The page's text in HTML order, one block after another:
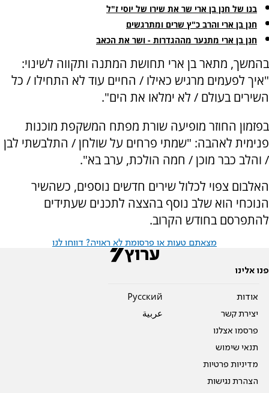
בנו של חנן בן ארי שר את שירו של יוסי ז"ל
חנן בן ארי והרב כ"ץ שרים ומתרגשים
חנן בן ארי מתנער מההגדרות - ושר את הכאב
בהמשך, מתאר בן ארי תחושת המתנה ותקווה לשינוי:
"איך לפעמים מרגיש כאילו / החיים עוד לא התחילו / כל
השירים בעולם / לא ימלאו את הים".
בפזמון החוזר מופיעה שורת מפתח המשקפת מוכנות
פנימית לאהבה: "שמתי פרחים על שולחן / התלבשתי לבן
/ והלב כבר מוכן / חמה הולכת, ערב בא".
האלבום צפוי לכלול שירים חדשים נוספים, כשהשיר
הנוכחי הוא שלב נוסף בהצצה לתכנים שעתידים
להתפרסם בחודש הקרוב.
מצאתם טעות או פרסומת לא ראויה? דווחו לנו
פנו אלינו
אודות
יצירת קשר
פרסמו אצלנו
תנאי שימוש
מדיניות פרטיות
הצהרת נגישות
Pусский
عربية